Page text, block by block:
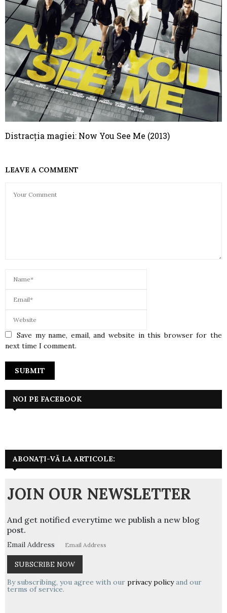
Distracția magiei: Now You See Me (2013)
LEAVE A COMMENT
Save my name, email, and website in this browser for the
next time I comment.
NOI PE FACEBOOK
ABONAȚI-VĂ LA ARTICOLE:
JOIN OUR NEWSLETTER
And get notified everytime we publish a new blog
post.
Email Address
By subscribing, you agree with our privacy policyand our
terms of service.